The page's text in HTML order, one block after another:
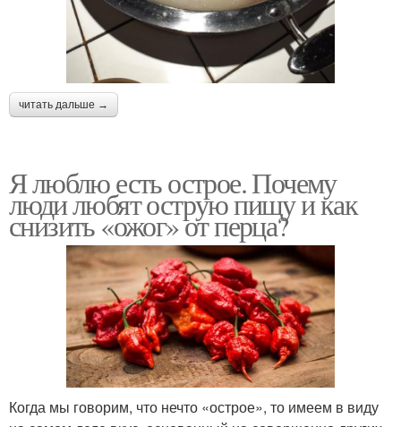
читать дальше →
Я люблю есть острое. Почему
люди любят острую пищу и как
снизить «ожог» от перца?
Когда мы говорим, что нечто «острое», то имеем в виду